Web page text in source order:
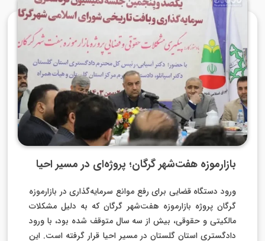
بازارموزه هفت‌شهر گرگان؛ پروژه‌ای در مسیر احیا
ورود دستگاه قضایی برای رفع موانع سرمایه‌گذاری در بازارموزه
گرگان پروژه بازارموزه هفت‌شهر گرگان که به دلیل مشکلات
مالکیتی و حقوقی، بیش از سه سال متوقف شده بود، با ورود
دادگستری استان گلستان در مسیر احیا قرار گرفته است. این